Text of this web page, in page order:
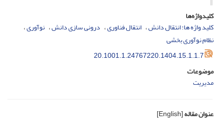
کلیدواژه‌ها
کلید واژه ها: انتقال دانش انتقال فناوری درونی سازی دانش نوآوری
نظام نوآوری بخشی
20.1001.1.24767220.1404.15.1.1.7
موضوعات
مدیریت
عنوان مقاله[English]